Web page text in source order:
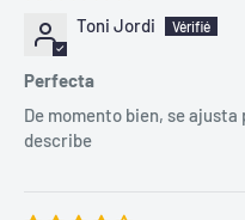
Toni Jordi
Perfecta
De momento bien, se
describe